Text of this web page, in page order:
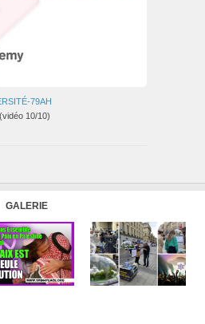
79AH
10/10)
GALERIE